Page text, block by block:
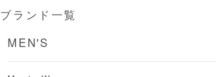
ブランド一覧
MEN'S